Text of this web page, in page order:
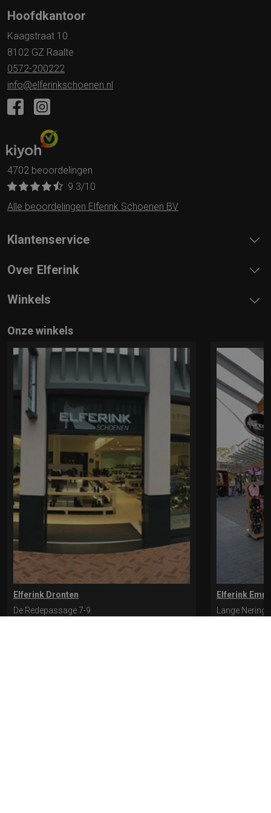
Hoofdkantoor
Kaagstraat 10
8102 GZ Raalte
0572-200222
info@elferinkschoenen.nl
4702 beoordelingen
9.3/10
Alle beoordelingen Elferink Schoenen BV
Klantenservice
Over Elferink
Winkels
Onze winkels
Elferink Dronten
De Redepassage 7-9
Elferink
Lange Nering